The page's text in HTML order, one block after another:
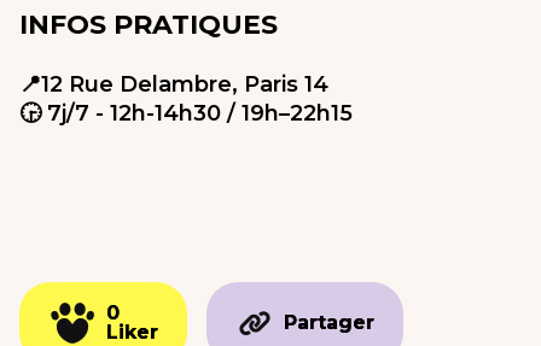
INFOS PRATIQUES
📍12 Rue Delambre, Paris 14
🕞 7j/7 - 12h-14h30 / 19h–22h15
0
Liker
0
Liker
Partager
Partager